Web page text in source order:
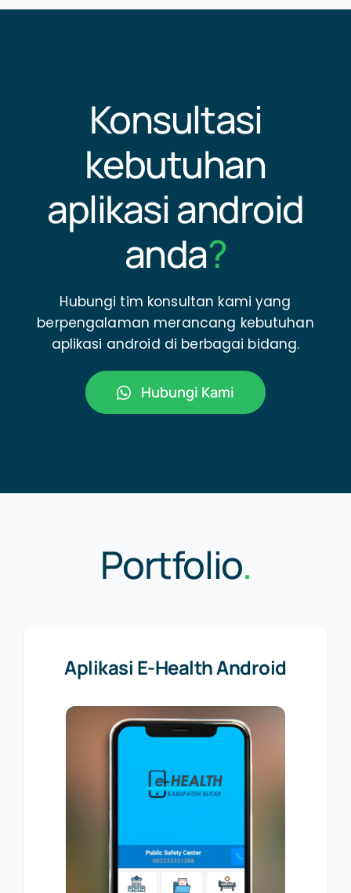
Konsultasi
kebutuhan
aplikasi android
anda?
Hubungi tim konsultan kami yang
berpengalaman merancang kebutuhan
aplikasi android di berbagai bidang.
Hubungi Kami
Portfolio.
Aplikasi E-Health Android